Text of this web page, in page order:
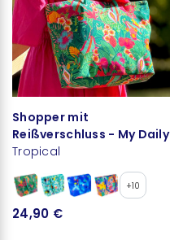
Shopper mit
Reißverschluss - My Daily
Bag
Tropical
+10
24,90 €